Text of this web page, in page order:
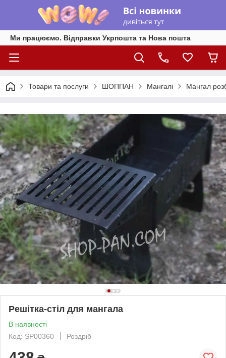
Ми працюємо. Відправки Укрпошта та Нова пошта
Товари та послуги ШОППАН Мангалі Мангал
Решітка-стіл для мангала
В наявності
Код: SP00360
Роздріб